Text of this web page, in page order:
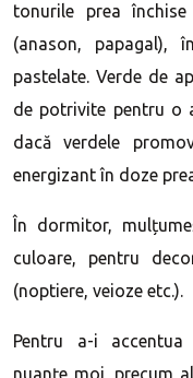
tonurile prea
(anason, papagal),
pastelate. Verde de
de potrivite pentru o
dacă verdele
energizant în doze
În dormitor,
culoare, pentru
(noptiere, veioze etc.).
Pentru a-i
nuanțe moi, precum